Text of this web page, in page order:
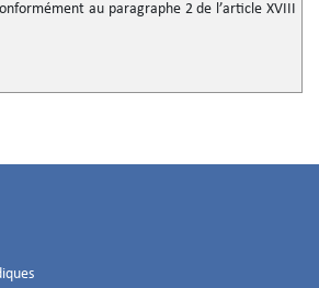
au paragraphe 2 de l’article XVIII